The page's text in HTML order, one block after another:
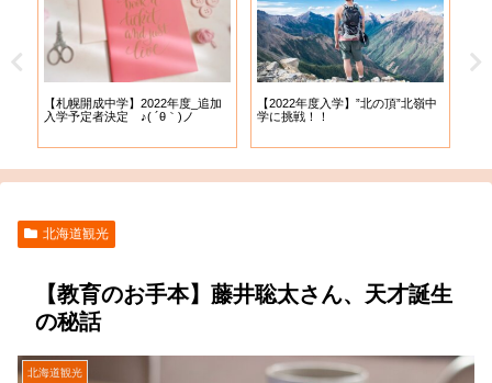
【札幌開成中学】2022年度_追加
入学予定者決定 ♪( ´θ｀)ノ
【2022年度入学】”北の頂”北嶺中
学に挑戦！！
北海道観光
【教育のお手本】藤井聡太さん、天才誕生
の秘話
北海道観光